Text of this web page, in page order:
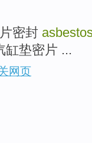
密封
缸垫密片 ...
网页